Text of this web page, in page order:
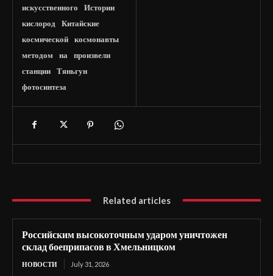
искусственного
Истории
кислород
Китайские
космической
космонавты
методом
на
произвели
станции
Тяньгун
фотосинтеза
Related articles
Российским высокоточным ударом уничтожен
склад боеприпасов в Хмельницком
НОВОСТИ July 31, 2026